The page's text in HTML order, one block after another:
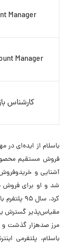
Manager
Manager
کارشناس
فروش مستقیم
شد و او برای فروش
کرد. سال
مرز صدهزار گذشت و
باسلام، پلتفرمی